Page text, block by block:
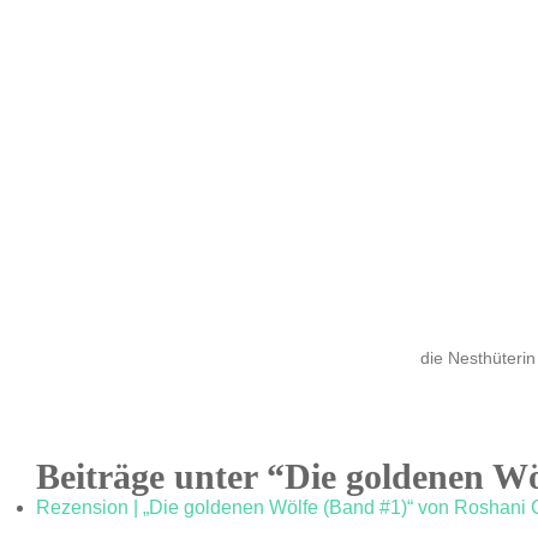
die Nesthüterin
Beiträge unter “Die goldenen
Rezension | „Die goldenen Wölfe (Band #1)“ von Roshani